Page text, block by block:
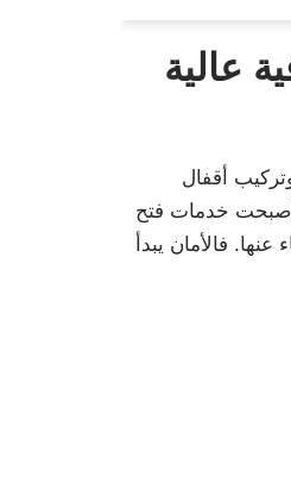
عالية
أقفال
أصبحت خدمات فتح
فالأمان يبدأ